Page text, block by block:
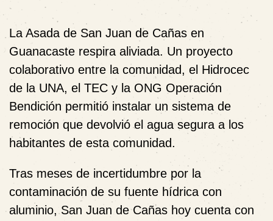
La Asada de San Juan de Cañas en
Guanacaste respira aliviada. Un proyecto
colaborativo entre la comunidad, el Hidrocec
de la UNA, el TEC y la ONG Operación
Bendición permitió instalar un sistema de
remoción que devolvió el agua segura a los
habitantes de esta comunidad.
Tras meses de incertidumbre por la
contaminación de su fuente hídrica con
aluminio, San Juan de Cañas hoy cuenta con